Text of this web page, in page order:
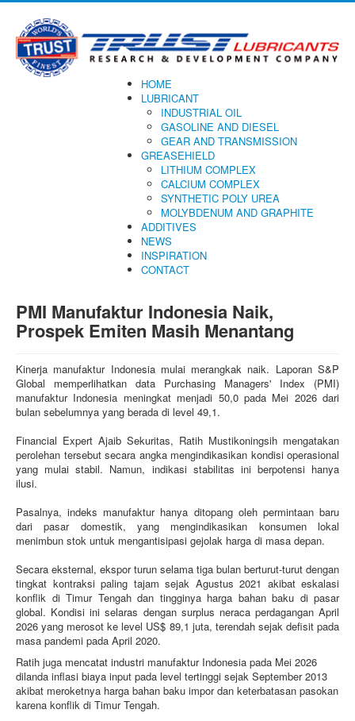
HOME
LUBRICANT
INDUSTRIAL OIL
GASOLINE AND DIESEL
GEAR AND TRANSMISSION
GREASEHIELD
LITHIUM COMPLEX
CALCIUM COMPLEX
SYNTHETIC POLY UREA
MOLYBDENUM AND GRAPHITE
ADDITIVES
NEWS
INSPIRATION
CONTACT
PMI Manufaktur Indonesia Naik,
Prospek Emiten Masih Menantang
Kinerja manufaktur Indonesia mulai merangkak naik. Laporan S&P
Global memperlihatkan data Purchasing Managers' Index (PMI)
manufaktur Indonesia meningkat menjadi 50,0 pada Mei 2026 dari
bulan sebelumnya yang berada di level 49,1.
Financial Expert Ajaib Sekuritas, Ratih Mustikoningsih mengatakan
perolehan tersebut secara angka mengindikasikan kondisi operasional
yang mulai stabil. Namun, indikasi stabilitas ini berpotensi hanya
ilusi.
Pasalnya, indeks manufaktur hanya ditopang oleh permintaan baru
dari pasar domestik, yang mengindikasikan konsumen lokal
menimbun stok untuk mengantisipasi gejolak harga di masa depan.
Secara eksternal, ekspor turun selama tiga bulan berturut-turut dengan
tingkat kontraksi paling tajam sejak Agustus 2021 akibat eskalasi
konflik di Timur Tengah dan tingginya harga bahan baku di pasar
global. Kondisi ini selaras dengan surplus neraca perdagangan April
2026 yang merosot ke level US$ 89,1 juta, terendah sejak defisit pada
masa pandemi pada April 2020.
Ratih juga mencatat industri manufaktur Indonesia pada Mei 2026
dilanda inflasi biaya input pada level tertinggi sejak September 2013
akibat meroketnya harga bahan baku impor dan keterbatasan pasokan
karena konflik di Timur Tengah.